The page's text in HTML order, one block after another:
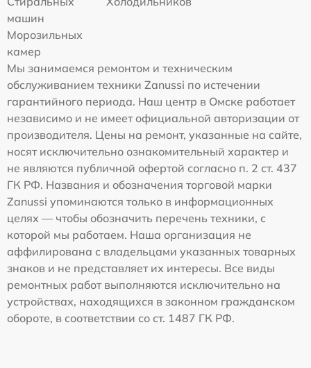
машин
Морозильных
камер
Мы занимаемся ремонтом и техническим
обслуживанием техники Zanussi по истечении
гарантийного периода. Наш центр в Омске работает
независимо и не имеет официальной авторизации от
производителя. Цены на ремонт, указанные на сайте,
носят исключительно ознакомительный характер и
не являются публичной офертой согласно п. 2 ст. 437
ГК РФ. Названия и обозначения торговой марки
Zanussi упоминаются только в информационных
целях — чтобы обозначить перечень техники, с
которой мы работаем. Наша организация не
аффилирована с владельцами указанных товарных
знаков и не представляет их интересы. Все виды
ремонтных работ выполняются исключительно на
устройствах, находящихся в законном гражданском
обороте, в соответствии со ст. 1487 ГК РФ.